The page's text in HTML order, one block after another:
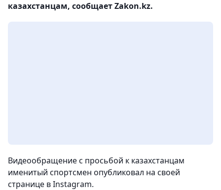
казахстанцам, сообщает Zakon.kz.
Видеообращение с просьбой к казахстанцам
именитый спортсмен опубликовал на своей
странице в Instagram.